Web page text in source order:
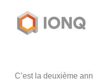
C’est la deuxième